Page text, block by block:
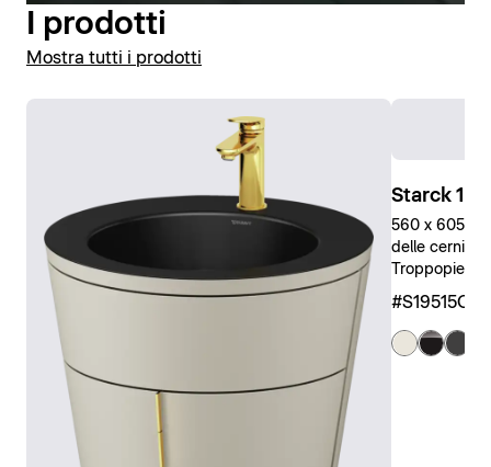
I prodotti
Mostra tutti i prodotti
Starck 1
560 x 605 x
delle
Troppopieno,